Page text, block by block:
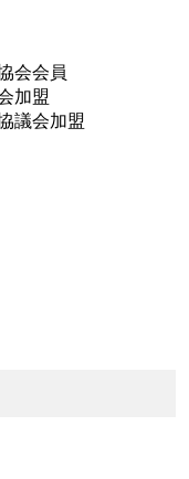
会会員
加盟
議会加盟